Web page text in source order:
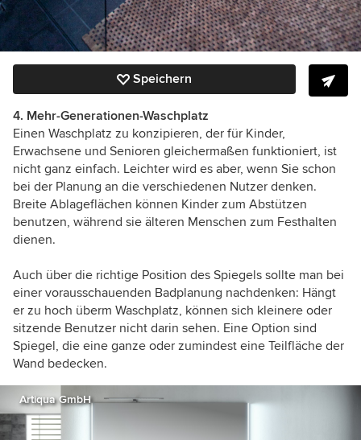
Speichern
4. Mehr-Generationen-Waschplatz
Einen Waschplatz zu konzipieren, der für Kinder,
Erwachsene und Senioren gleichermaßen funktioniert, ist
nicht ganz einfach. Leichter wird es aber, wenn Sie schon
bei der Planung an die verschiedenen Nutzer denken.
Breite Ablageflächen können Kinder zum Abstützen
benutzen, während sie älteren Menschen zum Festhalten
dienen.
Auch über die richtige Position des Spiegels sollte man bei
einer vorausschauenden Badplanung nachdenken: Hängt
er zu hoch überm Waschplatz, können sich kleinere oder
sitzende Benutzer nicht darin sehen. Eine Option sind
Spiegel, die eine ganze oder zumindest eine Teilfläche der
Wand bedecken.
Artiqua GmbH